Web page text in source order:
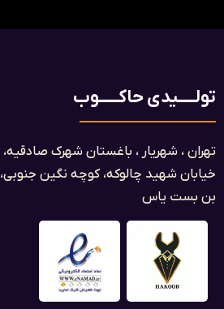
تولـــــیدی حاکــــــوب
تهران ، شهریار ، باغستان شهرک صادقیه،
خیابان شهید چالوکه، کوچه نگین جنوبی،
بن بست یاس​